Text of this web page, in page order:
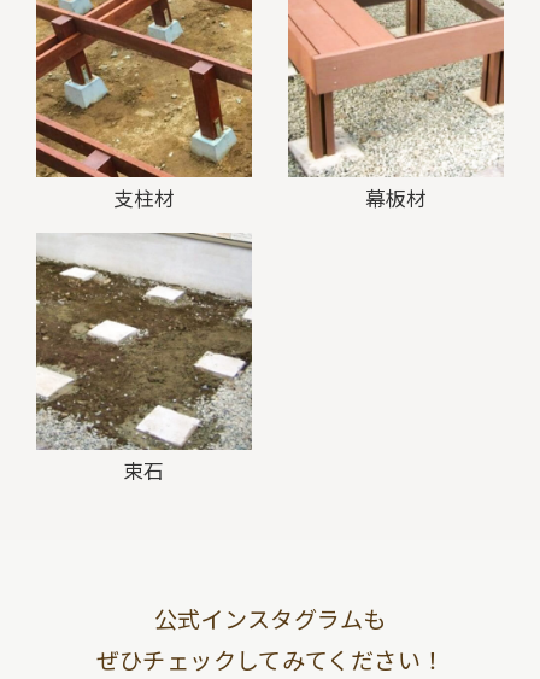
支柱材 幕板材
束石
公式インスタグラムも
ぜひチェックしてみてください！